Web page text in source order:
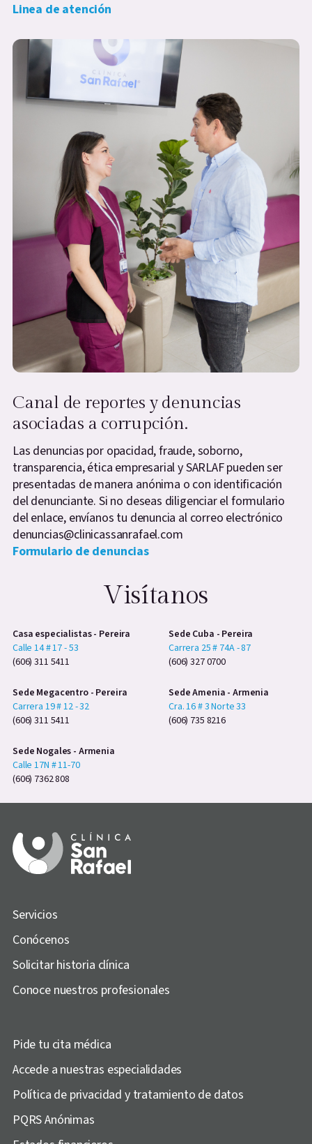
Linea de atención
Canal de reportes y denuncias
asociadas a corrupción.
Las denuncias por opacidad, fraude, soborno,
transparencia, ética empresarial y SARLAF pueden ser
presentadas de manera anónima o con identificación
del denunciante. Si no deseas diligenciar el formulario
del enlace, envíanos tu denuncia al correo electrónico
denuncias@clinicassanrafael.com
Formulario de denuncias
Visítanos
Casa especialistas - Pereira
Calle 14 # 17 - 53
(606) 311 5411
Sede Cuba - Pereira
Carrera 25 # 74A - 87
(606) 327 0700
Sede Megacentro - Pereira
Carrera 19 # 12 - 32
(606) 311 5411
Sede Amenia - Armenia
Cra. 16 # 3 Norte 33
(606) 735 8216
Sede Nogales - Armenia
Calle 17N # 11-70
(606) 7362 808
Servicios
Conócenos
Solicitar historia clínica
Conoce nuestros profesionales
Pide tu cita médica
Accede a nuestras especialidades
Política de privacidad y tratamiento de datos
PQRS Anónimas